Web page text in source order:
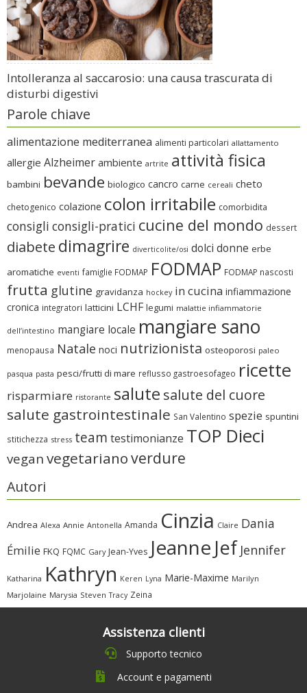
Intolleranza al saccarosio: una causa trascurata di
disturbi digestivi
Parole chiave
alimentazione mediterranea alimenti particolari allattamento
allergie Alzheimer ambiente artrite attività fisica
bambini bevande biologico cancro carne cereali cheto
chetogenico colazione colon irritabile comorbidita
consigli consigli-pratici cucine del mondo dessert
diabete dimagrire diverticolite/osi dolci donne erbe
aromatiche eventi famiglie FODMAP FODMAP FODMAP nascosti
frutta glutine gravidanza hockey in cucina infiammazione
cronica integratori latticini LCHF legumi malattie infiammatorie
dell’intestino mangiare locale mangiare sano
menopausa Natale noci nutrizionista osteoporosi paleo
pasqua pasta pesci/frutti di mare reflusso gastroesofageo ricette
risparmiare ristorante salute salute del cuore
salute gastrointestinale San Valentino spezie spuntini
stitichezza stress team testimonianze TOP Dieci
vegan vegetarianoverdure
Autori
Andrea Alexa Annie Antonella Amanda Cinzia Claire Dania
Émilie FKQ FQMC Gary Jean-Yves Jeanne Jef Jennifer
Katharina Kathryn Keren Lyna Marie-Maxime Marilyn
Marjolaine Marysia Steven Tracy Zeina
Assistenza clienti
Supporto tecnico
Account e pagamenti